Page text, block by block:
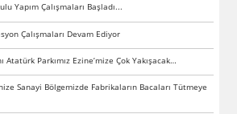
Yapım Çalışmaları Başladı...
Çalışmaları Devam Ediyor
Atatürk Parkımız Ezine’mize Çok Yakışacak…
Sanayi Bölgemizde Fabrikaların Bacaları Tütmeye